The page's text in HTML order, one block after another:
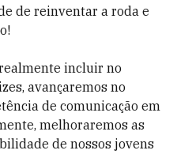
de reinventar a roda e
incluir no
avançaremos no
de comunicação em
melhoraremos as
de nossos jovens